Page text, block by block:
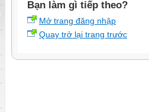
Bạn làm gì tiếp theo?
Mở trang đăng nhập
Quay trở lại trang trước